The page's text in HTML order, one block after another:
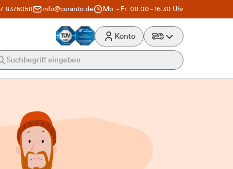
8376058 info@curanto.de Mo. - Fr. 08.00 - 16:30 Uhr
Konto